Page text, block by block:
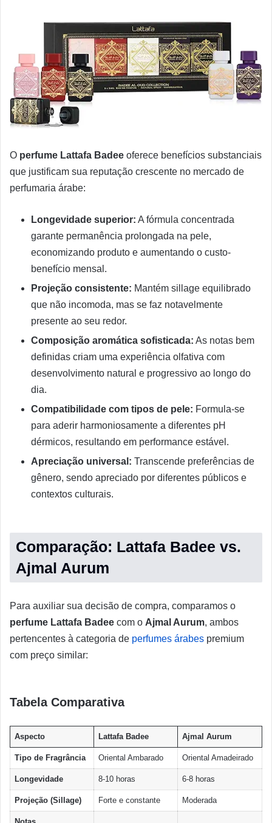
O perfume Lattafa Badee oferece benefícios substanciais
que justificam sua reputação crescente no mercado de
perfumaria árabe:
Longevidade superior: A fórmula concentrada
garante permanência prolongada na pele,
economizando produto e aumentando o custo-
benefício mensal.
Projeção consistente: Mantém sillage equilibrado
que não incomoda, mas se faz notavelmente
presente ao seu redor.
Composição aromática sofisticada: As notas bem
definidas criam uma experiência olfativa com
desenvolvimento natural e progressivo ao longo do
dia.
Compatibilidade com tipos de pele: Formula-se
para aderir harmoniosamente a diferentes pH
dérmicos, resultando em performance estável.
Apreciação universal: Transcende preferências de
gênero, sendo apreciado por diferentes públicos e
contextos culturais.
Comparação: Lattafa Badee vs.
Ajmal Aurum
Para auxiliar sua decisão de compra, comparamos o
perfume Lattafa Badee com o Ajmal Aurum, ambos
pertencentes à categoria de perfumes árabes premium
com preço similar:
Tabela Comparativa
Aspecto Lattafa Badee Ajmal Aurum
Tipo de Fragrância Oriental Ambarado Oriental Amadeirado
Longevidade 8-10 horas 6-8 horas
Projeção (Sillage) Forte e constante Moderada